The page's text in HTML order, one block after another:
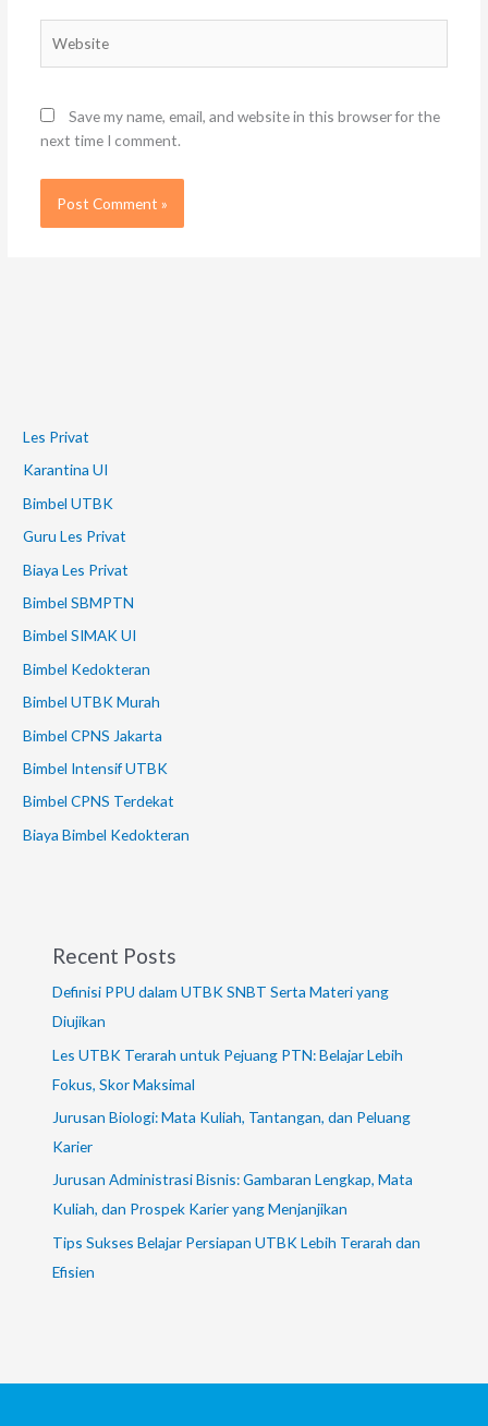
Save my name, email, and website in this browser for the
next time I comment.
Les Privat
Karantina UI
Bimbel UTBK
Guru Les Privat
Biaya Les Privat
Bimbel SBMPTN
Bimbel SIMAK UI
Bimbel Kedokteran
Bimbel UTBK Murah
Bimbel CPNS Jakarta
Bimbel Intensif UTBK
Bimbel CPNS Terdekat
Biaya Bimbel Kedokteran
Recent Posts
Definisi PPU dalam UTBK SNBT Serta Materi yang
Diujikan
Les UTBK Terarah untuk Pejuang PTN: Belajar Lebih
Fokus, Skor Maksimal
Jurusan Biologi: Mata Kuliah, Tantangan, dan Peluang
Karier
Jurusan Administrasi Bisnis: Gambaran Lengkap, Mata
Kuliah, dan Prospek Karier yang Menjanjikan
Tips Sukses Belajar Persiapan UTBK Lebih Terarah dan
Efisien